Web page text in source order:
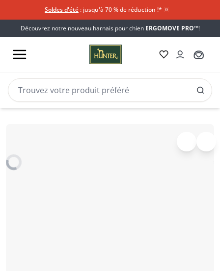
Soldes d'été : jusqu'à 70 % de réduction !*​ 🌞
Découvrez notre nouveau harnais pour chien ERGOMOVE PRO™!